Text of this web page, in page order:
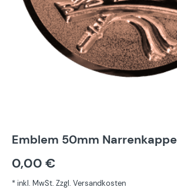
Emblem 50mm
0,00 €
* inkl. MwSt. Zzgl. Versandkosten